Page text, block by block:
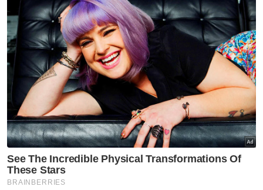
untuk terus menyebarkan kenyataan fitnah
tersebut di khalayak awam.
Artikel Berkaitan:
Tiga kaedah tuntut saman fitnah - Peguam
Sanusi kini berdepan dua kes mahkamah, tiga
saman fitnah
Saman fitnah: Sanusi buat kenyataan maaf kepada
Mahfuz
Malah, dalam beberapa kes yang lain, alasan
bahawa perintah injunksi sebagai satu
bentuk ‘pampasan’ alternatif kerana si